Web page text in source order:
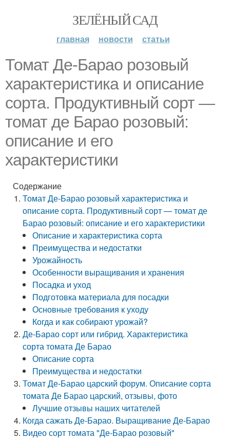
ЗЕЛЁНЫЙ САД
главная новости статьи
Томат Де-Барао розовый
характеристика и описание
сорта. Продуктивный сорт —
томат де Барао розовый:
описание и его
характеристики
Содержание
Томат Де-Барао розовый характеристика и
описание сорта. Продуктивный сорт — томат де
Барао розовый: описание и его характеристики
Описание и характеристика сорта
Преимущества и недостатки
Урожайность
Особенности выращивания и хранения
Посадка и уход
Подготовка материала для посадки
Основные требования к уходу
Когда и как собирают урожай?
Де-Барао сорт или гибрид. Характеристика
сорта томата Де Барао
Описание сорта
Преимущества и недостатки
Томат Де-Барао царский форум. Описание сорта
томата Де Барао царский, отзывы, фото
Лучшие отзывы наших читателей
Когда сажать Де-Барао. Выращивание Де-Барао
Видео сорт томата "Де-Барао розовый"